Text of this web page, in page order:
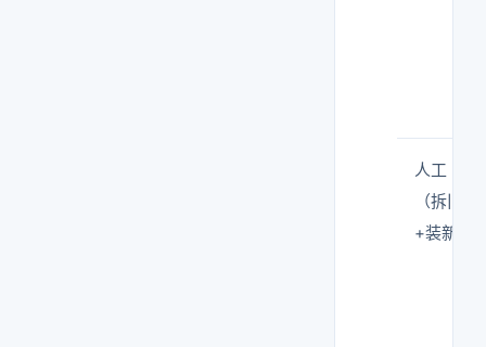
人工
（拆旧
+装新）